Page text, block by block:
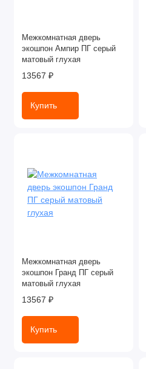
Межкомнатная дверь
экошпон Ампир ПГ серый
матовый глухая
13567 ₽
Купить
Межкомнатная дверь
экошпон Гранд ПГ серый
матовый глухая
13567 ₽
Купить